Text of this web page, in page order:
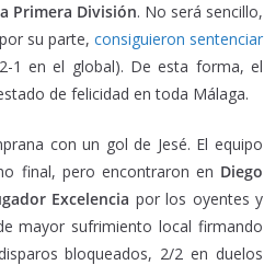
Primera División. No será sencillo,
su parte, consiguieron sentenciar
1 en el global). De esta forma, el
de felicidad en toda Málaga.
con un gol de Jesé. El equipo
final, pero encontraron en Diego
Excelencia por los oyentes y
mayor sufrimiento local firmando
bloqueados, 2/2 en duelos